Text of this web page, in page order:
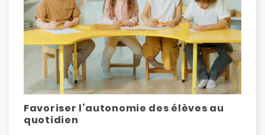
Favoriser l’autonomie des élèves au
quotidien